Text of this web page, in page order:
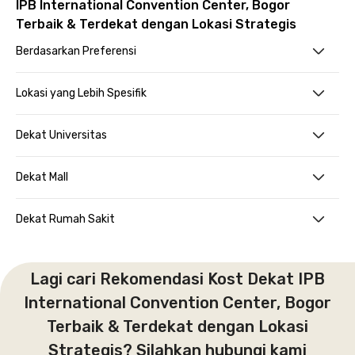
IPB International Convention Center, Bogor
Terbaik & Terdekat dengan Lokasi Strategis
Berdasarkan Preferensi
Lokasi yang Lebih Spesifik
Dekat Universitas
Dekat Mall
Dekat Rumah Sakit
Lagi cari Rekomendasi Kost Dekat IPB
International Convention Center, Bogor
Terbaik & Terdekat dengan Lokasi
Strategis? Silahkan hubungi kami